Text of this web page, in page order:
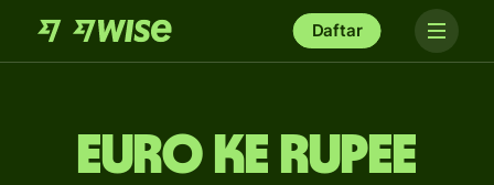
Daftar
euro ke rupee